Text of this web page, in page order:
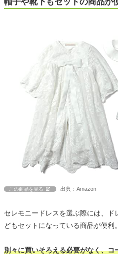
この商品を見る 出典：Amazon
セレモニードレスを選ぶ際には、
どもセットになっている商品が便利。
別々に買いそろえる必要がなく、